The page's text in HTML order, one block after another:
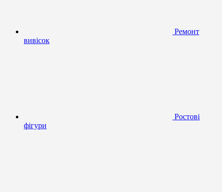
Ремонт
вивісок
Ростові
фігури